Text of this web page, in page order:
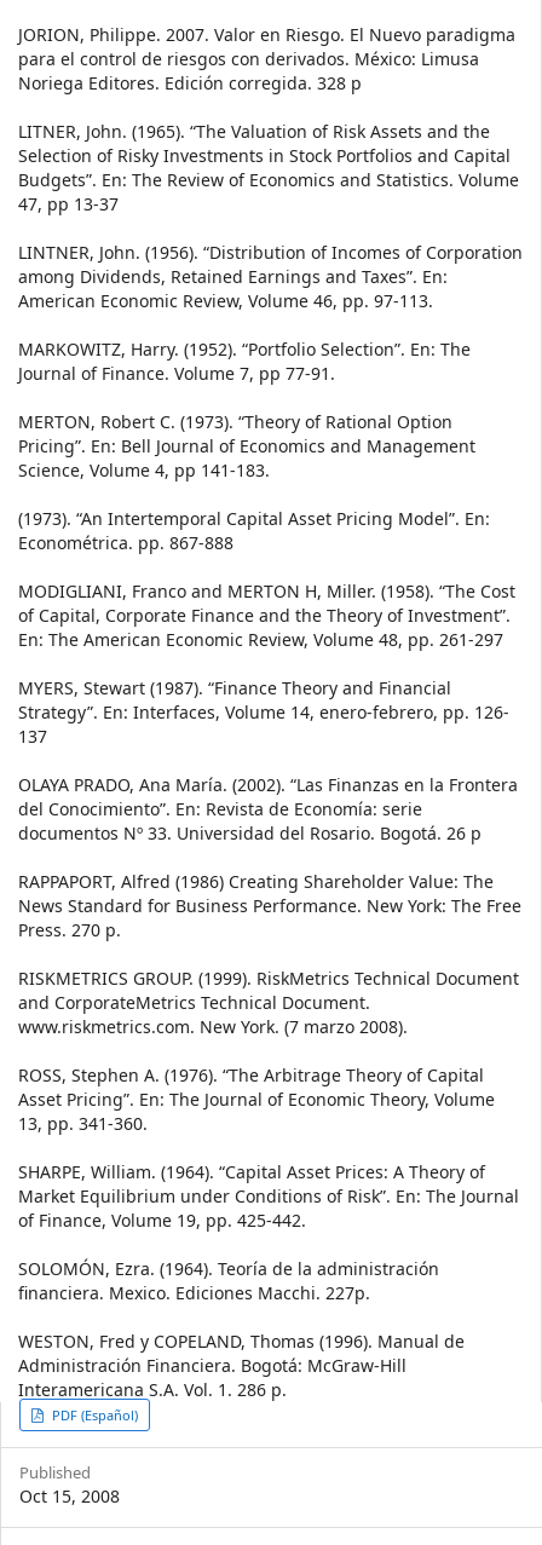
JORION, Philippe. 2007. Valor en Riesgo. El Nuevo paradigma
para el control de riesgos con derivados. México: Limusa
Noriega Editores. Edición corregida. 328 p
LITNER, John. (1965). “The Valuation of Risk Assets and the
Selection of Risky Investments in Stock Portfolios and Capital
Budgets”. En: The Review of Economics and Statistics. Volume
47, pp 13-37
LINTNER, John. (1956). “Distribution of Incomes of Corporation
among Dividends, Retained Earnings and Taxes”. En:
American Economic Review, Volume 46, pp. 97-113.
MARKOWITZ, Harry. (1952). “Portfolio Selection”. En: The
Journal of Finance. Volume 7, pp 77-91.
MERTON, Robert C. (1973). “Theory of Rational Option
Pricing”. En: Bell Journal of Economics and Management
Science, Volume 4, pp 141-183.
(1973). “An Intertemporal Capital Asset Pricing Model”. En:
Econométrica. pp. 867-888
MODIGLIANI, Franco and MERTON H, Miller. (1958). “The Cost
of Capital, Corporate Finance and the Theory of Investment”.
En: The American Economic Review, Volume 48, pp. 261-297
MYERS, Stewart (1987). “Finance Theory and Financial
Strategy”. En: Interfaces, Volume 14, enero-febrero, pp. 126-
137
OLAYA PRADO, Ana María. (2002). “Las Finanzas en la Frontera
del Conocimiento”. En: Revista de Economía: serie
documentos Nº 33. Universidad del Rosario. Bogotá. 26 p
RAPPAPORT, Alfred (1986) Creating Shareholder Value: The
News Standard for Business Performance. New York: The Free
Press. 270 p.
RISKMETRICS GROUP. (1999). RiskMetrics Technical Document
and CorporateMetrics Technical Document.
www.riskmetrics.com. New York. (7 marzo 2008).
ROSS, Stephen A. (1976). “The Arbitrage Theory of Capital
Asset Pricing”. En: The Journal of Economic Theory, Volume
13, pp. 341-360.
SHARPE, William. (1964). “Capital Asset Prices: A Theory of
Market Equilibrium under Conditions of Risk”. En: The Journal
of Finance, Volume 19, pp. 425-442.
SOLOMÓN, Ezra. (1964). Teoría de la administración
financiera. Mexico. Ediciones Macchi. 227p.
WESTON, Fred y COPELAND, Thomas (1996). Manual de
Administración Financiera. Bogotá: McGraw-Hill
Interamericana S.A. Vol. 1. 286 p.
Article
Sidebar
PDF (Español)
Published
Oct 15, 2008